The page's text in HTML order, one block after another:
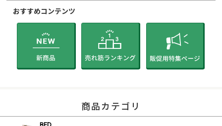
おすすめコンテンツ
商品カテゴリ